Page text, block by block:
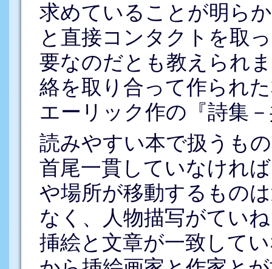
求めていることが明ら
と直接コンタクトを取
要なのだとも教えられ
絡を取り合って作られ
エーリック作の『詩集
読みやすい本で扱うも
首尾一貫していなけれ
や場所が移動するもの
なく、人物描写がてい
挿絵と文章が一致して